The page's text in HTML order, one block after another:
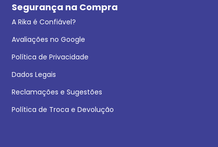
Segurança na Compra
A Rika é Confiável?
Avaliações no Google
Política de Privacidade
Dados Legais
Reclamações e Sugestões
Política de Troca e Devolução